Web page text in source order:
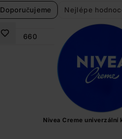
Doporučujeme Nejlépe
Nivea Creme univerzální